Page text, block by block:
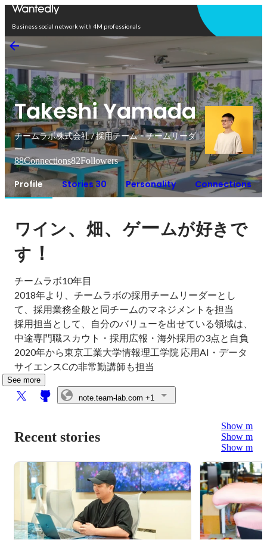
Business social network with 4M professionals
Takeshi Yamada
チームラボ株式会社 / 採用チーム・チームリーダ
ー
88Connections82Followers
Profile Stories 30 Personality Connections
ワイン、畑、ゲームが好きで
す ！
チームラボ10年目
2018年より、チームラボの採用チームリーダーとし
て、採用業務全般と同チームのマネジメントを担当
採用担当として、自分のバリューを出せている領域は、
中途専門職スカウト・採用広報・海外採用の3点と自負
2020年から東京工業大学情報理工学院 応用AI・データ
サイエンスCの非常勤講師も担当
See more
note.team-lab.com +1
Recent stories
Show more
Show more
Show more